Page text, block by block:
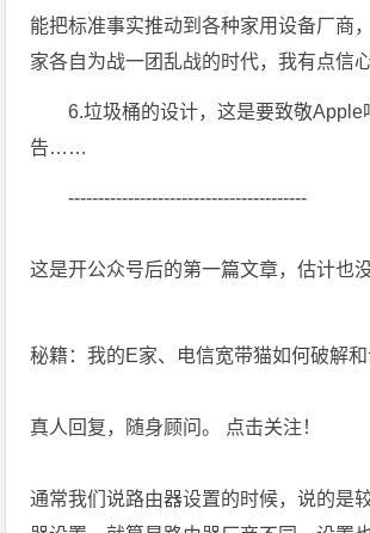
能把标准事实推动到各种家用设备厂商
家各自为战一团乱战的时代，我有点信心
6.垃圾桶的设计，这是要致敬Apple
告……
----------------------------------------
这是开公众号后的第一篇文章，估计也
秘籍：我的E家、电信宽带猫如何破解和
真人回复，随身顾问。 点击关注！
通常我们说路由器设置的时候，说的是